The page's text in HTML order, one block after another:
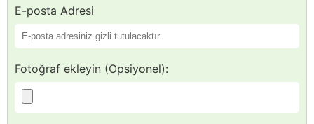
E-posta Adresi
Fotoğraf ekleyin (Opsiyonel):